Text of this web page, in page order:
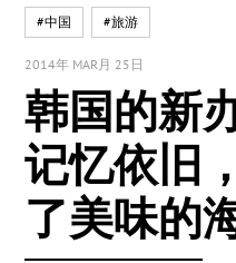
#中国 #旅游
2014年 MAR月 25日
韩国的新
记忆依旧
了美味的